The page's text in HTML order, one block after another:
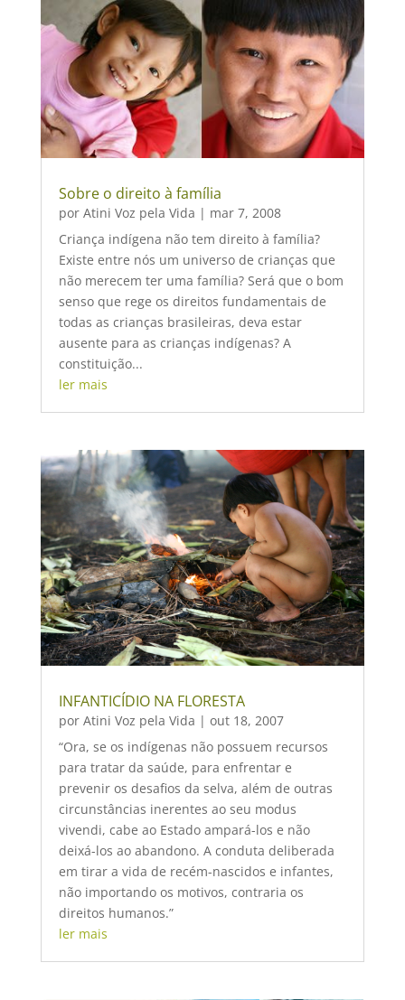
Sobre o direito à família
por Atini Voz pela Vida | mar 7, 2008
Criança indígena não tem direito à família?
Existe entre nós um universo de crianças que
não merecem ter uma família? Será que o bom
senso que rege os direitos fundamentais de
todas as crianças brasileiras, deva estar
ausente para as crianças indígenas? A
constituição...
ler mais
INFANTICÍDIO NA FLORESTA
por Atini Voz pela Vida | out 18, 2007
“Ora, se os indígenas não possuem recursos
para tratar da saúde, para enfrentar e
prevenir os desafios da selva, além de outras
circunstâncias inerentes ao seu modus
vivendi, cabe ao Estado ampará-los e não
deixá-los ao abandono. A conduta deliberada
em tirar a vida de recém-nascidos e infantes,
não importando os motivos, contraria os
direitos humanos.”
ler mais